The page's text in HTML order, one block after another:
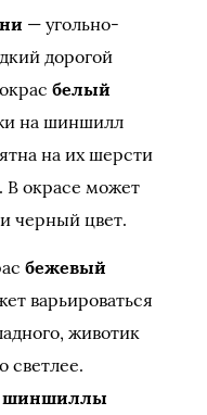
— угольно-
дорогой
белый
на шиншилл
на их шерсти
окрасе может
черный цвет.
бежевый
варьироваться
животик
светлее.
шиншиллы